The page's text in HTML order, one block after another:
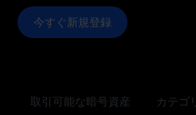
今すぐ新規登録
取引可能な暗号資産 カテゴ